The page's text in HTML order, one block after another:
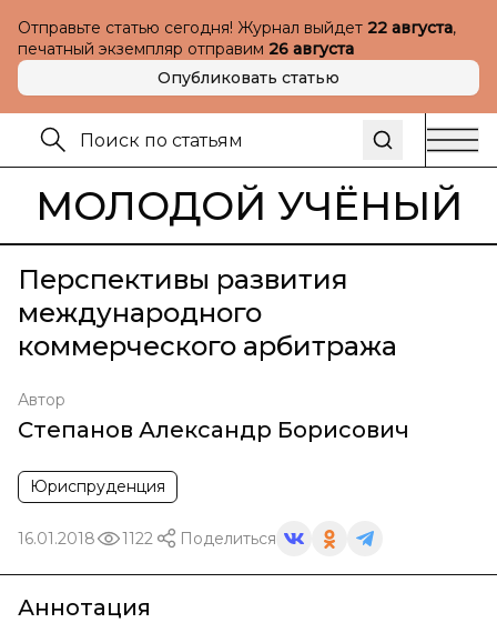
Отправьте статью сегодня! Журнал выйдет 22 августа,
печатный экземпляр отправим 26 августа
Опубликовать статью
МОЛОДОЙ УЧЁНЫЙ
Перспективы развития
международного
коммерческого арбитража
Автор
Степанов Александр Борисович
Юриспруденция
16.01.2018 1122 Поделиться
Аннотация